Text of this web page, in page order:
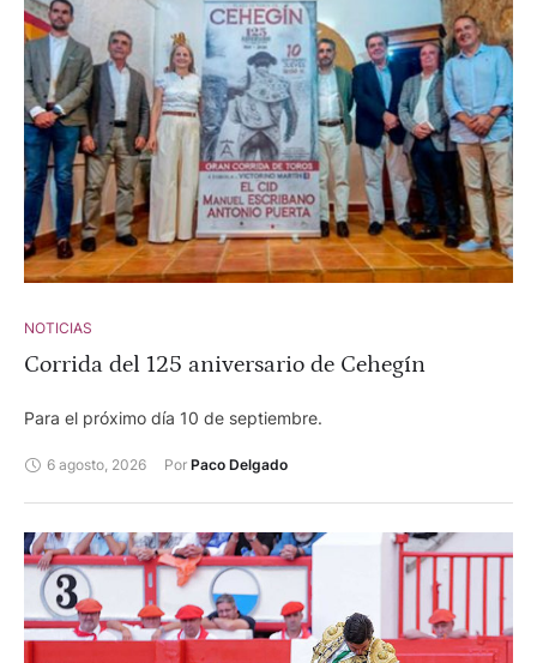
NOTICIAS
Corrida del 125 aniversario de Cehegín
Para el próximo día 10 de septiembre.
6 agosto, 2026 Por Paco Delgado